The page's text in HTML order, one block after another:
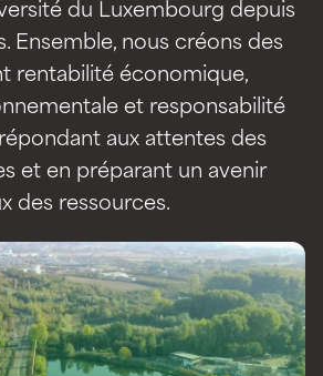
du Luxembourg depuis
Ensemble, nous créons des
rentabilité économique,
et responsabilité
aux attentes des
et en préparant un avenir
des ressources.